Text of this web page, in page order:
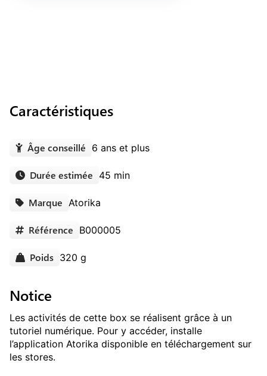
Caractéristiques
Âge conseillé 6 ans et plus
Durée estimée 45 min
Marque Atorika
Référence B000005
Poids 320 g
Notice
Les activités de cette box se réalisent grâce à un
tutoriel numérique. Pour y accéder, installe
l’application Atorika disponible en téléchargement sur
les stores.